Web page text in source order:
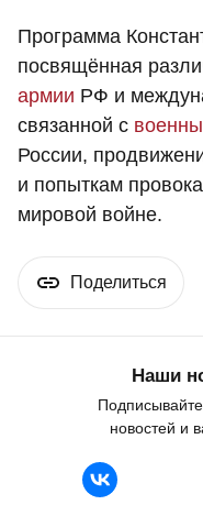
Программа
посвящённая
армии РФ и
связанной с
России,
и попыткам
мировой войне.
Поделиться
Наши
новостей и